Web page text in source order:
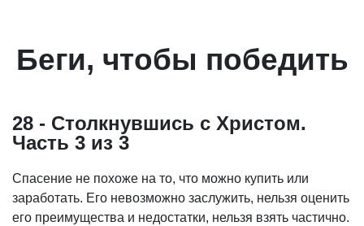
Беги, чтобы победить
28 - Столкнувшись с Христом.
Часть 3 из 3
Спасение не похоже на то, что можно купить или
заработать. Его невозможно заслужить, нельзя оценить
его преимущества и недостатки, нельзя взять частично.